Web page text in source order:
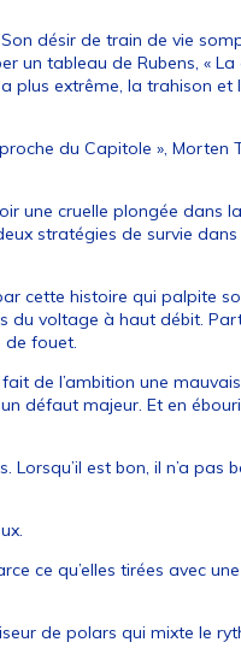
désir de train de vie
un tableau de Rubens, «
plus extrême, la trahison et
du Capitole », Morten
une cruelle plongée dans
stratégies de survie dans
cette histoire qui palpite
voltage à haut débit.
de fouet.
de l’ambition une
défaut majeur. Et en
est bon, il n’a pas
ce qu’elles tirées avec
de polars qui mixte le